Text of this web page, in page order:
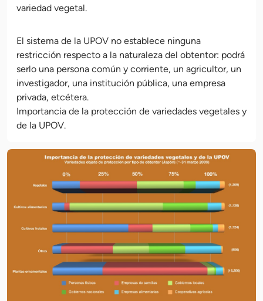
variedad vegetal.
El sistema de la UPOV no establece ninguna
restricción respecto a la naturaleza del obtentor: podrá
serlo una persona común y corriente, un agricultor, un
investigador, una institución pública, una empresa
privada, etcétera.
Importancia de la protección de variedades vegetales y
de la UPOV.